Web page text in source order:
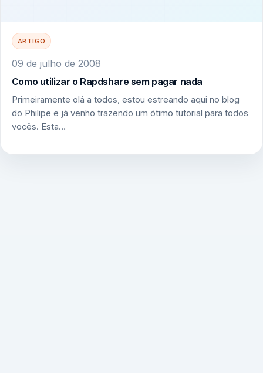
ARTIGO
09 de julho de 2008
Como utilizar o Rapdshare sem pagar nada
Primeiramente olá a todos, estou estreando aqui no blog
do Philipe e já venho trazendo um ótimo tutorial para todos
vocês. Esta…